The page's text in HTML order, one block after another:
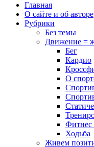
Главная
О сайте и об авторе
Рубрики
Без темы
Движение =
Бег
Кардио
О
Фитнес
Ходьба
Живем